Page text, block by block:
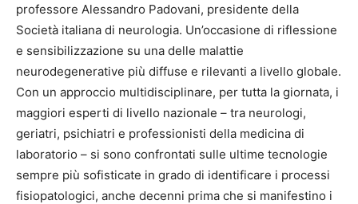
professore Alessandro Padovani, presidente della
Società italiana di neurologia. Un’occasione di riflessione
e sensibilizzazione su una delle malattie
neurodegenerative più diffuse e rilevanti a livello globale.
Con un approccio multidisciplinare, per tutta la giornata, i
maggiori esperti di livello nazionale – tra neurologi,
geriatri, psichiatri e professionisti della medicina di
laboratorio – si sono confrontati sulle ultime tecnologie
sempre più sofisticate in grado di identificare i processi
fisiopatologici, anche decenni prima che si manifestino i